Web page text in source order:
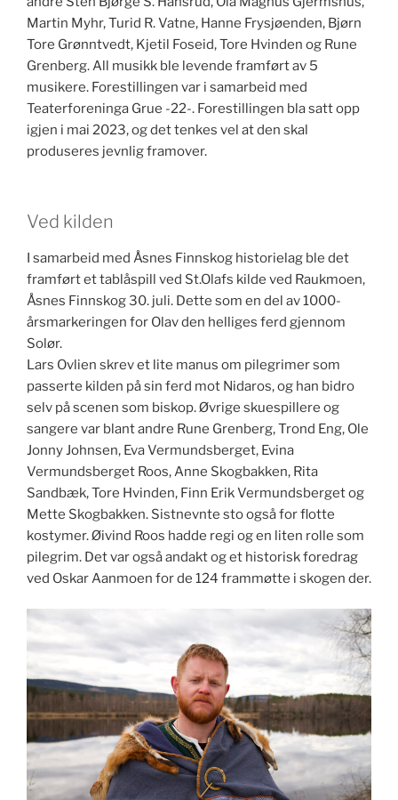
Martin Myhr, Turid R. Vatne, Hanne Frysjøenden, Bjørn
Tore Grønntvedt, Kjetil Foseid, Tore Hvinden og Rune
Grenberg. All musikk ble levende framført av 5
musikere. Forestillingen var i samarbeid med
Teaterforeninga Grue -22-. Forestillingen bla satt opp
igjen i mai 2023, og det tenkes vel at den skal
produseres jevnlig framover.
Ved kilden
I samarbeid med Åsnes Finnskog historielag ble det
framført et tablåspill ved St.Olafs kilde ved Raukmoen,
Åsnes Finnskog 30. juli. Dette som en del av 1000-
årsmarkeringen for Olav den helliges ferd gjennom
Solør.
Lars Ovlien skrev et lite manus om pilegrimer som
passerte kilden på sin ferd mot Nidaros, og han bidro
selv på scenen som biskop. Øvrige skuespillere og
sangere var blant andre Rune Grenberg, Trond Eng, Ole
Jonny Johnsen, Eva Vermundsberget, Evina
Vermundsberget Roos, Anne Skogbakken, Rita
Sandbæk, Tore Hvinden, Finn Erik Vermundsberget og
Mette Skogbakken. Sistnevnte sto også for flotte
kostymer. Øivind Roos hadde regi og en liten rolle som
pilegrim. Det var også andakt og et historisk foredrag
ved Oskar Aanmoen for de 124 frammøtte i skogen der.